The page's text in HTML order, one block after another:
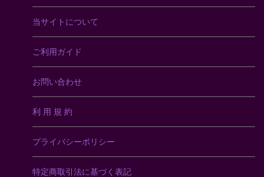
当サイトについて
ご利用ガイド
お問い合わせ
利 用 規 約
プライバシーポリシー
特定商取引法に基づく表記